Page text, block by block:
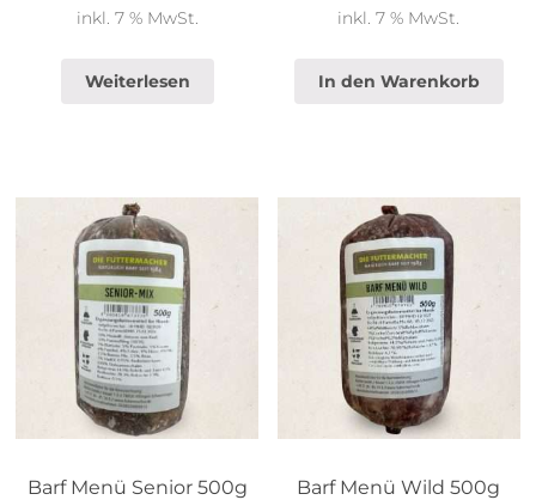
inkl. 7 % MwSt.
Weiterlesen
inkl. 7 % MwSt.
In den Warenkorb
Barf Menü Senior 500g Barf Menü Wild 500g